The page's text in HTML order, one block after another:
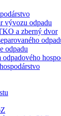
vývozu odpadu
a zberný dvor
odpadu
odpadového